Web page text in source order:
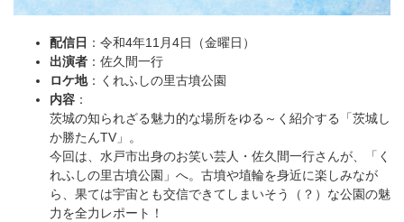
配信日 ：令和4年11月4日（金曜日）
出演者 ：佐久間一行
ロケ地：くれふしの里古墳公園
内容 ：
茨城の知られざる魅力的な場所をゆる～く紹介する「茨城し
か勝たんTV」。
今回は、水戸市出身のお笑い芸人・佐久間一行さんが、「く
れふしの里古墳公園」へ。古墳や埴輪を身近に楽しみなが
ら、果ては宇宙とも交信できてしまいそう（？）な公園の魅
力を全力レポート！